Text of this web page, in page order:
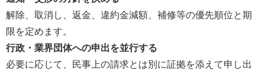
解除、取消し、返金、違約金減額、補修等の優先順位と期
限を定めます。
行政・業界団体への申出を並行する
必要に応じて、民事上の請求とは別に証拠を添えて申し出